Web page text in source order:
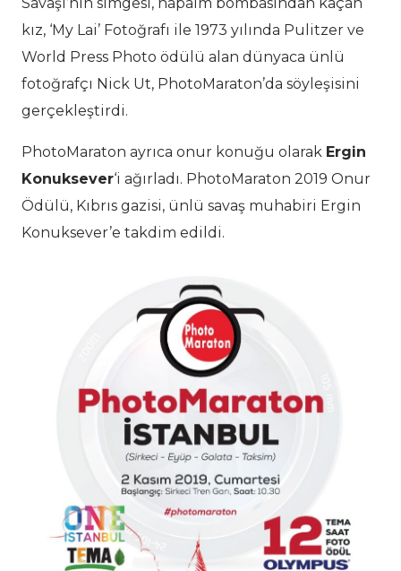
kız, ‘My Lai’ Fotoğrafı ile 1973 yılında Pulitzer ve
World Press Photo ödülü alan dünyaca ünlü
fotoğrafçı Nick Ut, PhotoMaraton’da söyleşisini
gerçekleştirdi.
PhotoMaraton ayrıca onur konuğu olarak Ergin
Konuksever‘i ağırladı. PhotoMaraton 2019 Onur
Ödülü, Kıbrıs gazisi, ünlü savaş muhabiri Ergin
Konuksever’e takdim edildi.